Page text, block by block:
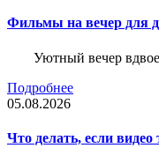
Фильмы на вечер для
Уютный вечер
Подробнее
05.08.2026
Что делать, если видео